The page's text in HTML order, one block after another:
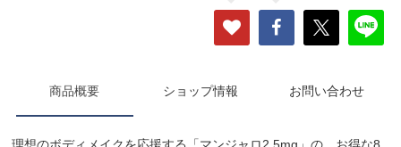
商品概要 ショップ情報 お問い合わせ
理想のボディメイクを応援する「マンジャロ2.5mg」の、お得な8